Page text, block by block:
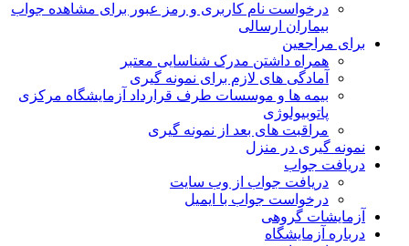
درخواست نام کاربری و رمز عبور برای مشاهده جواب
بیماران ارسالی
برای مراجعین
همراه داشتن مدرک شناسایی معتبر
آمادگی های لازم برای نمونه گیری
بیمه ها و موسسات طرف قرارداد آزمایشگاه مرکزی
پاتوبیولوژی
مراقبت های بعد از نمونه گیری
نمونه گیری در منزل
دریافت جواب
دریافت جواب از وب سایت
درخواست جواب با ایمیل
آزمایشات گروهی
درباره آزمایشگاه